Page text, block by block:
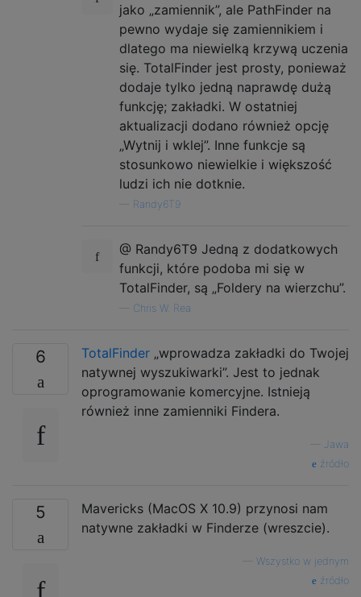
jako „zamiennik”, ale PathFinder na
pewno wydaje się zamiennikiem i
dlatego ma niewielką krzywą uczenia
się. TotalFinder jest prosty, ponieważ
dodaje tylko jedną naprawdę dużą
funkcję; zakładki. W ostatniej
aktualizacji dodano również opcję
„Wytnij i wklej”. Inne funkcje są
stosunkowo niewielkie i większość
ludzi ich nie dotknie.
Randy6T9
@ Randy6T9 Jedną z dodatkowych
funkcji, które podoba mi się w
TotalFinder, są „Foldery na wierzchu”.
Chris W. Rea
6 TotalFinder „wprowadza zakładki do Twojej
natywnej wyszukiwarki”. Jest to jednak
oprogramowanie komercyjne. Istnieją
również inne zamienniki Findera.
Jawa
źródło
5
Mavericks (MacOS X 10.9) przynosi nam
natywne zakładki w Finderze (wreszcie).
Wszystko w jednym
źródło